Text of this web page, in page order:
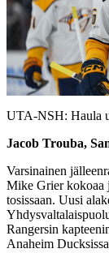
UTA-NSH: Haula
Jacob Trouba,
Varsinainen
Mike Grier kokoaa
tosissaan. Uusi
Rangersin
Anaheim